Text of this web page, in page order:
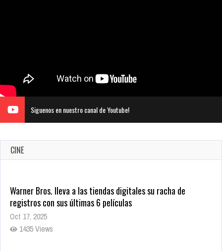
Siguenos en nuestro canal de Youtube!
CINE
Warner Bros. lleva a las tiendas digitales su racha de
registros con sus últimas 6 películas
Oct 17, 2025
1435 Views